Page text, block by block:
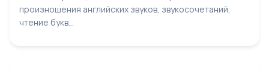
произношения английских звуков, звукосочетаний,
чтение букв...